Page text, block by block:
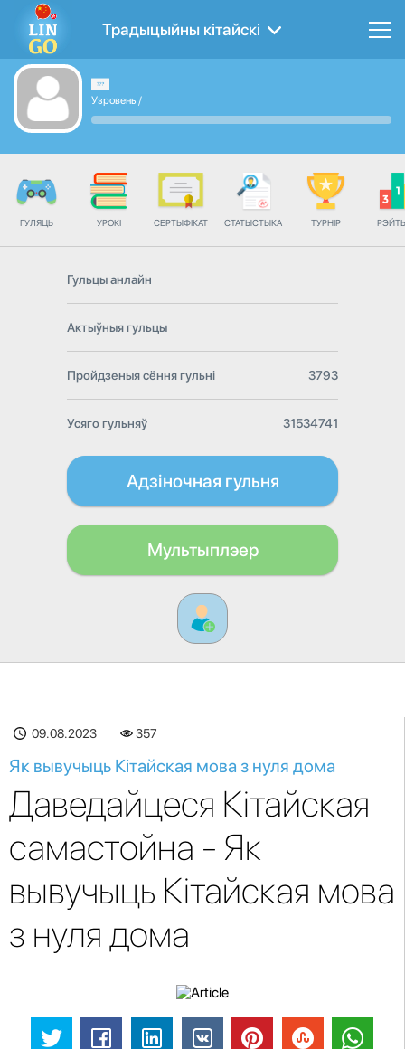
Традыцыйны кітайскі
Узровень /
ГУЛЯЦЬ УРОКІ СЕРТЫФІКАТ СТАТЫСТЫКА ТУРНІР
Гульцы анлайн
Актыўныя гульцы
Пройдзеныя сёння гульні 3793
Усяго гульняў 31534741
Адзіночная гульня
Мультыплэер
09.08.2023 357
Як вывучыць Кітайская мова з нуля дома
Даведайцеся Кітайская
самастойна - Як
вывучыць Кітайская мова
з нуля дома